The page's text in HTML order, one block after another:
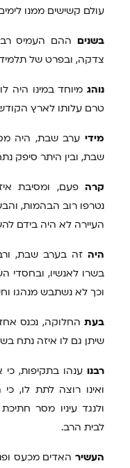
עולם קשישים ממנו
בשנים ההם העמיס
צדקה, ובפרט של
נוהג מיוחד במינו היה
טרם עלותו לארץ
מידי ערב שבת, היה
שבת, ובין היתר סיפק
קרה פעם, ומסיבת
נטרפו רוב הבהמות,
העיירה לא היה בידם
היה זה בערב שבת,
בשרו לאנשיו, ובחסדי
וכך לא נשתבש מנהגו
בעת החלוקה, נכנס
שיתן גם לו איזה נתח
רבנו ענהו בתקיפות, כי
ואינו רוצה לתת לו,
ולנגד עיניו מסר
לבית הרב.
העשיר האדים מכעס